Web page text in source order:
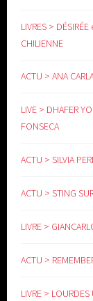
LIVRES >
CHILIENNE
ACTU > ANA
LIVE > DHAFER
FONSECA
ACTU > SILVIA
ACTU > STING
LIVRE >
ACTU >
LIVRE >